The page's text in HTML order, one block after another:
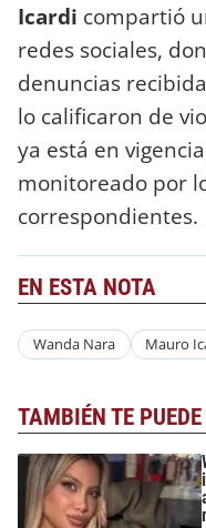
Icardi compartió
redes sociales,
denuncias
lo calificaron de
ya está en
monitoreado por
correspondientes.
EN ESTA NOTA
Wanda Nara Mauro
TAMBIÉN TE